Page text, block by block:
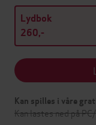
Lydbok
260,-
Kan spilles i våre
Kan lastes ned på